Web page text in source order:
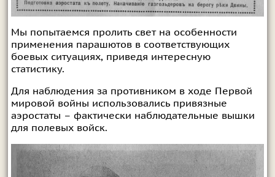
Мы попытаемся пролить свет на особенности
применения парашютов в соответствующих
боевых ситуациях, приведя интересную
статистику.
Для наблюдения за противником в ходе Первой
мировой войны использовались привязные
аэростаты – фактически наблюдательные вышки
для полевых войск.